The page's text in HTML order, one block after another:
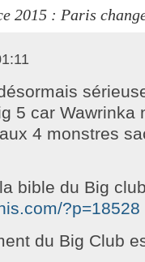
2015 : Paris
5 car Wawrinka
4 monstres
bible du Big
?p=18528
du Big Club